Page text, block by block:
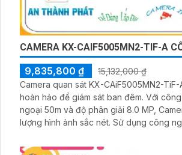
CAMERA KX-CAIF5005MN2-TIF-A
9,835,800 ₫
15,132,000 ₫
Camera quan sát KX-CAiF5005MN2-TiF-
hoàn hảo để giám sát ban đêm. Với công nghệ hồng
ngoại 50m và độ phân giải 8.0 MP,
lượng hình ảnh sắc nét. Sử dụng công nghệ IP POE,
mạng